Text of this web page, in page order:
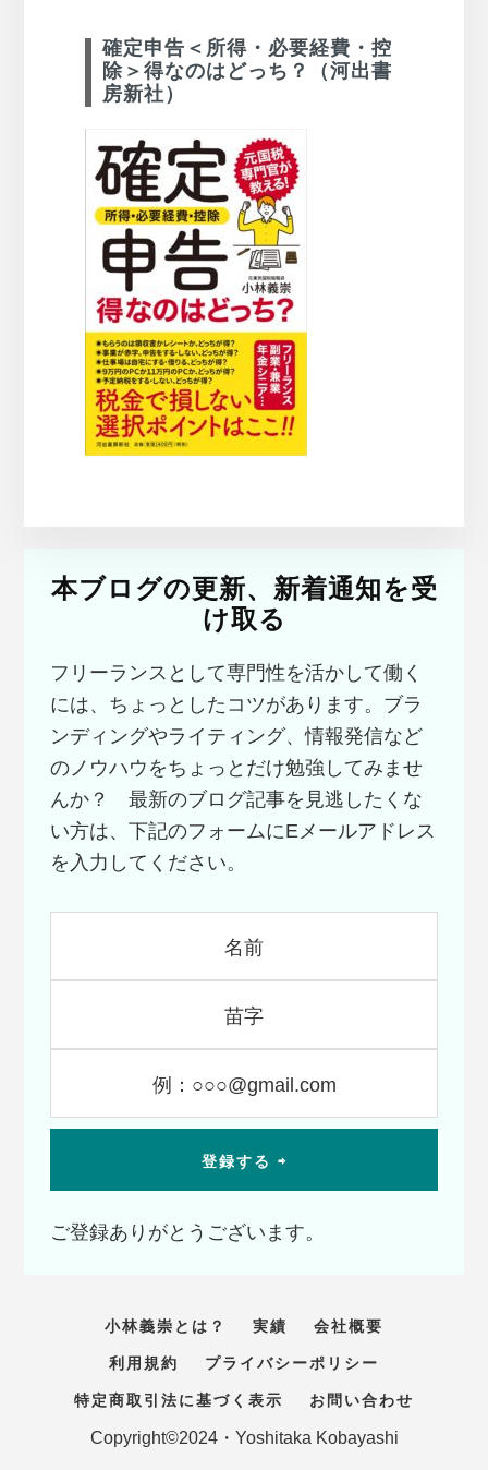
確定申告＜所得・必要経費・控
除＞得なのはどっち？（河出書
房新社）
本ブログの更新、新着通知を受
け取る
フリーランスとして専門性を活かして働く
には、ちょっとしたコツがあります。ブラ
ンディングやライティング、情報発信など
のノウハウをちょっとだけ勉強してみませ
んか？ 最新のブログ記事を見逃したくな
い方は、下記のフォームにEメールアドレス
を入力してください。
ご登録ありがとうございます。
小林義崇とは？ 実績 会社概要
利用規約 プライバシーポリシー
特定商取引法に基づく表示 お問い合わせ
Copyright©2024・Yoshitaka Kobayashi